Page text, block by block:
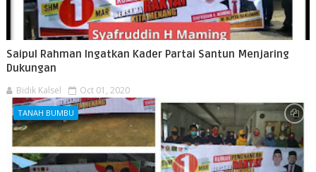
Saipul Rahman Ingatkan Kader Partai Santun Menjaring
Dukungan
Bidik Kalsel Oct 01, 2020
TANAH BUMBU